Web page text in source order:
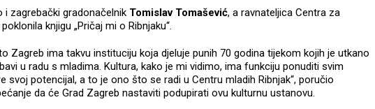
i zagrebački gradonačelnik Tomislav Tomašević, a ravnateljica Centra za
knjigu „Pričaj mi o Ribnjaku“.
Zagreb ima takvu instituciju koja djeluje punih 70 godina tijekom kojih je utkano
u radu s mladima. Kultura, kako je mi vidimo, ima funkciju ponuditi svim
svoj potencijal, a to je ono što se radi u Centru mladih Ribnjak“, poručio
da će Grad Zagreb nastaviti podupirati ovu kulturnu ustanovu.